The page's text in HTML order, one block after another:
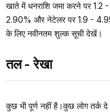
खाते में धनराशि जमा करने पर
2.90% और नेटेलर पर 1.9 -
के लिए नवीनतम शुल्क सूची देखें।
तल - रेखा
कुछ भी पूर्ण नहीं है।कुछ लोग तर्क